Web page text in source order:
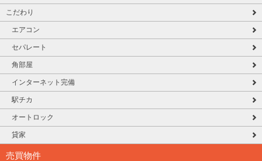
こだわり
エアコン
セパレート
角部屋
インターネット完備
駅チカ
オートロック
貸家
売買物件